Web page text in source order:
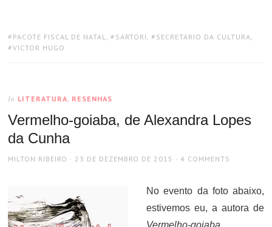
TAGS:
PACOTE FISCAL DE NATAL, SARTORI , SECRETÁRIO DA CULTURA,
VICTOR HUGO
In LITERATURA, RESENHAS
Vermelho-goiaba, de Alexandra Lopes
da Cunha
AUTHOR
MILTON RIBEIRO
POSTED
23 DE DEZEMBRO DE 2015 4 COMMENTS
No evento da foto abaixo,
estivemos eu, a autora de
Vermelho-goiaba